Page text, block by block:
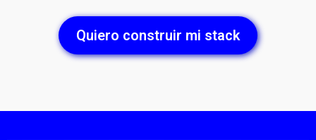
Quiero construir mi stack